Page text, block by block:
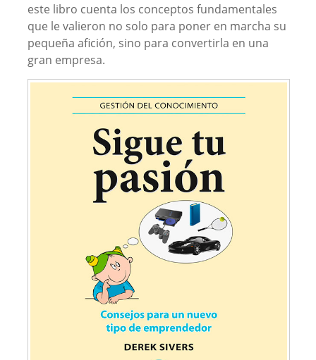
este libro cuenta los conceptos fundamentales
que le valieron no solo para poner en marcha su
pequeña afición, sino para convertirla en una
gran empresa.